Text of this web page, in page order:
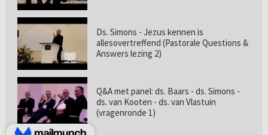
Ds. Simons - Jezus kennen is
allesovertreffend (Pastorale Questions &
Answers lezing 2)
Q&A met panel: ds. Baars - ds. Simons -
ds. van Kooten - ds. van Vlastuin
(vragenronde 1)